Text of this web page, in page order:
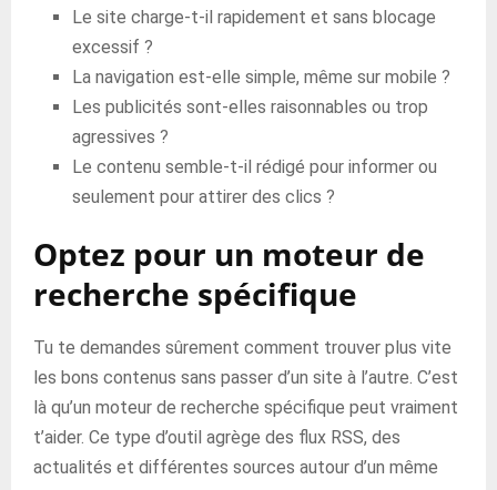
Le site charge-t-il rapidement et sans blocage
excessif ?
La navigation est-elle simple, même sur mobile ?
Les publicités sont-elles raisonnables ou trop
agressives ?
Le contenu semble-t-il rédigé pour informer ou
seulement pour attirer des clics ?
Optez pour un moteur de
recherche spécifique
Tu te demandes sûrement comment trouver plus vite
les bons contenus sans passer d’un site à l’autre. C’est
là qu’un moteur de recherche spécifique peut vraiment
t’aider. Ce type d’outil agrège des flux RSS, des
actualités et différentes sources autour d’un même